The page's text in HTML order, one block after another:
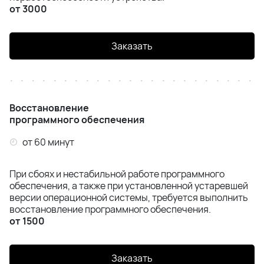
от 3000
Заказать
Восстановление
программного обеспечения
от 60 минут
При сбоях и нестабильной работе программного
обеспечения, а также при установленной устаревшей
версии операционной системы, требуется выполнить
восстановление программного обеспечения.
от 1500
Заказать